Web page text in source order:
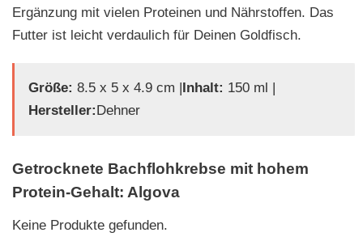
Ergänzung mit vielen Proteinen und Nährstoffen. Das
Futter ist leicht verdaulich für Deinen Goldfisch.
Größe: ‎8.5 x 5 x 4.9 cm | Inhalt: 150 ml |
Hersteller: Dehner
Getrocknete Bachflohkrebse mit hohem
Protein-Gehalt: Algova
Keine Produkte gefunden.